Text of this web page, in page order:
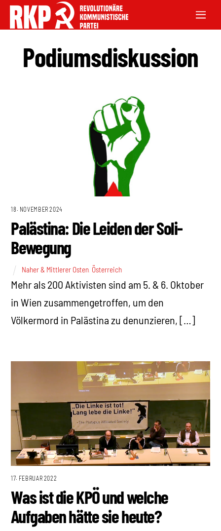
Podiumsdiskussion
18. NOVEMBER 2024
Palästina: Die Leiden der Soli-
Bewegung
Naher & Mittlerer Osten Österreich
Mehr als 200 Aktivisten sind am 5. & 6. Oktober
in Wien zusammengetroffen, um den
Völkermord in Palästina zu denunzieren, […]
17. FEBRUAR 2022
Was ist die KPÖ und welche
Aufgaben hätte sie heute?